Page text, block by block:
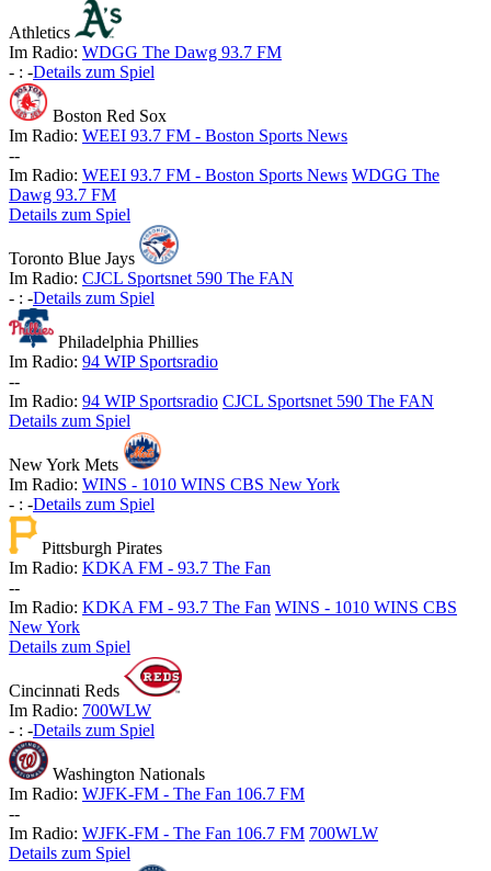
Athletics
Im Radio: WDGG The Dawg 93.7 FM
- : -Details zum Spiel
Boston Red Sox
Im Radio: WEEI 93.7 FM - Boston Sports News
--
Im Radio: WEEI 93.7 FM - Boston Sports News WDGG The
Dawg 93.7 FM
Details zum Spiel
Toronto Blue Jays
Im Radio: CJCL Sportsnet 590 The FAN
- : -Details zum Spiel
Philadelphia Phillies
Im Radio: 94 WIP Sportsradio
--
Im Radio: 94 WIP Sportsradio CJCL Sportsnet 590 The FAN
Details zum Spiel
New York Mets
Im Radio: WINS - 1010 WINS CBS New York
- : -Details zum Spiel
Pittsburgh Pirates
Im Radio: KDKA FM - 93.7 The Fan
--
Im Radio: KDKA FM - 93.7 The Fan WINS - 1010 WINS CBS
New York
Details zum Spiel
Cincinnati Reds
Im Radio: 700WLW
- : -Details zum Spiel
Washington Nationals
Im Radio: WJFK-FM - The Fan 106.7 FM
--
Im Radio: WJFK-FM - The Fan 106.7 FM 700WLW
Details zum Spiel